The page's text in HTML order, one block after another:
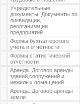
Учредительные
документы. Документы по
ликвидации,
реорганизации
предприятий
Формы бухгалтерского
учёта и отчётности
Формы статистической
отчётности
Аренда. Договор аренды
зданий,сооружений и
нежилых помещений
Аренда. Договор аренды
земли